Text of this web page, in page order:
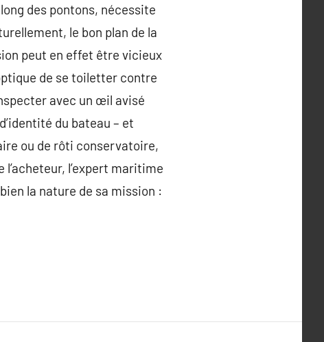
des pontons, nécessite
le bon plan de la
peut en effet être vicieux
de se toiletter contre
avec un œil avisé
du bateau – et
ou de rôti conservatoire,
l’expert maritime
la nature de sa mission :